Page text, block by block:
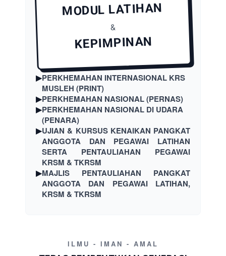
MODUL LATIHAN
&
KEPIMPINAN
▶PERKHEMAHAN INTERNASIONAL KRS
MUSLEH (PRINT)
▶PERKHEMAHAN NASIONAL (PERNAS)
▶PERKHEMAHAN NASIONAL DI UDARA
(PENARA)
▶UJIAN & KURSUS KENAIKAN PANGKAT
ANGGOTA DAN PEGAWAI LATIHAN
SERTA PENTAULIAHAN PEGAWAI
KRSM & TKRSM
▶MAJLIS PENTAULIAHAN PANGKAT
ANGGOTA DAN PEGAWAI LATIHAN,
KRSM & TKRSM
ILMU - IMAN - AMAL